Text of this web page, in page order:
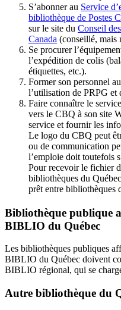
S’abonner au Service
bibliothèque de Postes
sur le site du Conseil
Canada (conseillé, mais
Se procurer
l’expédition de colis
étiquettes, etc.).
Former son personnel
l’utilisation de PRPG et
Faire connaître le
vers le CBQ à son site
service et fournir les
Le logo du CBQ peut
ou de communication
l’emploie doit toutefois
Pour recevoir le fichier
bibliothèques du
prêt entre bibliothèques
Bibliothèque publique
BIBLIO du Québec
Les bibliothèques publiques
BIBLIO du Québec doivent
BIBLIO régional, qui se
Autre bibliothèque du